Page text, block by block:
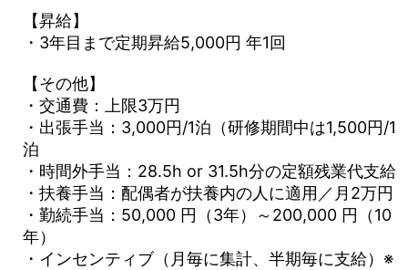
【昇給】
・3年目まで定期昇給5,000円 年1回
【その他】
・交通費：上限3万円
・出張手当：3,000円/1泊（研修期間中は1,500円/1
泊
・時間外手当：28.5h or 31.5h分の定額残業代支給
・扶養手当：配偶者が扶養内の人に適用／月2万円
・勤続手当：50,000 円（3年）～200,000 円（10
年）
・インセンティブ（月毎に集計、半期毎に支給）※